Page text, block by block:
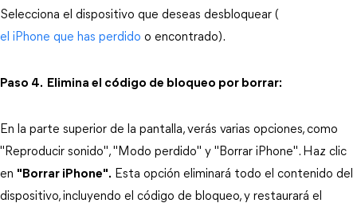
Selecciona el dispositivo que deseas desbloquear (
el iPhone que has perdido o encontrado).
Paso 4. Elimina el código de bloqueo por borrar:
En la parte superior de la pantalla, verás varias opciones, como
"Reproducir sonido", "Modo perdido" y "Borrar iPhone". Haz clic
en "Borrar iPhone". Esta opción eliminará todo el contenido del
dispositivo, incluyendo el código de bloqueo, y restaurará el